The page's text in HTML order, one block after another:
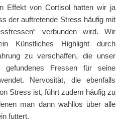
Effekt von Cortisol hatten wir ja
der auftretende Stress häufig mit
verbunden wird. Wir
Künstliches Highlight durch
zu verschaffen, die unser
Fressen für seine
Nervosität, die ebenfalls
Stress ist, führt zudem häufig zu
man dann wahllos über alle
futtert.